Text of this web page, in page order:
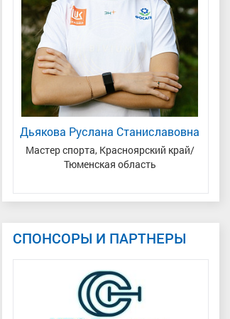
Дьякова Руслана Станиславовна
Мастер спорта, Красноярский край/
Тюменская область
СПОНСОРЫ И ПАРТНЕРЫ